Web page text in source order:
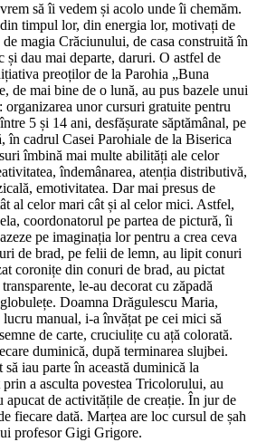
să îi vedem și acolo unde îi chemăm.
timpul lor, din energia lor, motivați de
magia Crăciunului, de casa construită în
și dau mai departe, daruri. O astfel de
preoților de la Parohia „Buna
de mai bine de o lună, au pus bazele unui
unor cursuri gratuite pentru
5 și 14 ani, desfășurate săptămânal, pe
în cadrul Casei Parohiale de la Biserica
îmbină mai multe abilități ale celor
îndemânarea, atenția distributivă,
emotivitatea. Dar mai presus de
al celor mari cât și al celor mici. Astfel,
coordonatorul pe partea de pictură, îi
pe imaginația lor pentru a crea ceva
de brad, pe felii de lemn, au lipit conuri
coronițe din conuri de brad, au pictat
le-au decorat cu zăpadă
Doamna Drăgulescu Maria,
manual, i-a învățat pe cei mici să
de carte, cruciulițe cu ață colorată.
duminică, după terminarea slujbei.
iau parte în această duminică la
a asculta povestea Tricolorului, au
apucat de activitățile de creație. În jur de
fiecare dată. Marțea are loc cursul de șah
profesor Gigi Grigore.